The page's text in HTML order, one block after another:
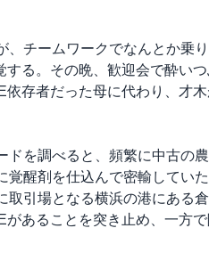
チームワークでなんとか乗
る。その晩、歓迎会で酔い
存者だった母に代わり、才
を調べると、頻繁に中古の
醒剤を仕込んで密輸してい
引場となる横浜の港にある
あることを突き止め、一方